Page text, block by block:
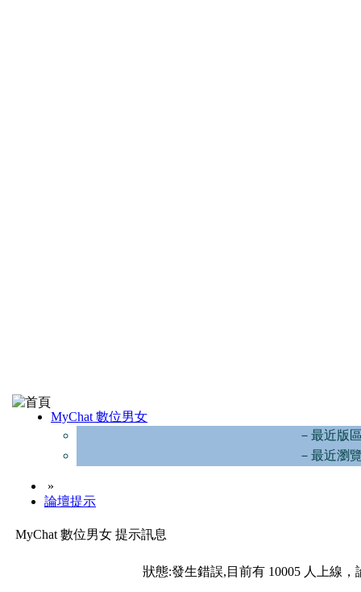
MyChat 數位男女
－最近版
－最近瀏
»
論壇提示
MyChat 數位男女 提示訊息
狀態:發生錯誤,目前有 10005 人上線